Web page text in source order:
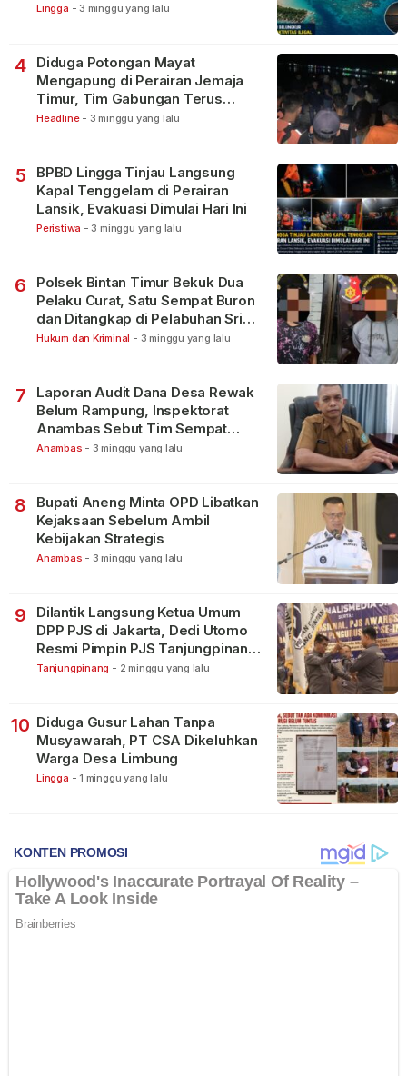
Lingga - 3 minggu yang lalu
4
Diduga Potongan Mayat
Mengapung di Perairan Jemaja
Timur, Tim Gabungan Terus
Lakukan Pencarian
Headline - 3 minggu yang lalu
5
BPBD Lingga Tinjau Langsung
Kapal Tenggelam di Perairan
Lansik, Evakuasi Dimulai Hari Ini
Peristiwa - 3 minggu yang lalu
6
Polsek Bintan Timur Bekuk Dua
Pelaku Curat, Satu Sempat Buron
dan Ditangkap di Pelabuhan Sri
Bintan Pura
Hukum dan Kriminal - 3 minggu yang lalu
7
Laporan Audit Dana Desa Rewak
Belum Rampung, Inspektorat
Anambas Sebut Tim Sempat
Terbagi Tangani Kasus Lain
Anambas - 3 minggu yang lalu
8
Bupati Aneng Minta OPD Libatkan
Kejaksaan Sebelum Ambil
Kebijakan Strategis
Anambas - 3 minggu yang lalu
9
Dilantik Langsung Ketua Umum
DPP PJS di Jakarta, Dedi Utomo
Resmi Pimpin PJS Tanjungpinang-
Bintan
Tanjungpinang - 2 minggu yang lalu
10 Diduga Gusur Lahan Tanpa
Musyawarah, PT CSA Dikeluhkan
Warga Desa Limbung
Lingga - 1 minggu yang lalu